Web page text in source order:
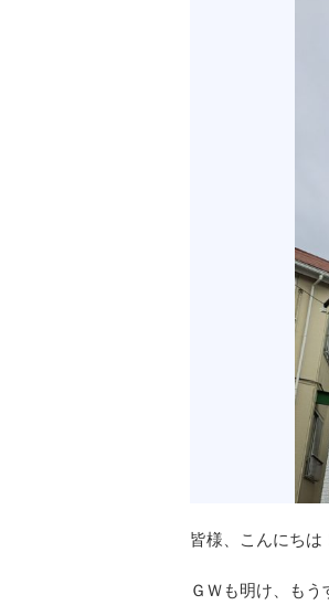
皆様、こんにちは
ＧＷも明け、もう